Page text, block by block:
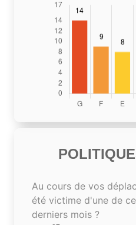
Au cours de vos
été victime d'une de
derniers mois ?